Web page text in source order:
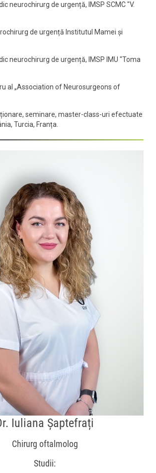
neurochirurg de urgență, IMSP SCMC "V.
de urgență Institutul Mamei și
neurochirurg de urgență, IMSP IMU "Toma
al „Association of Neurosurgeons of
seminare, master-class-uri efectuate
Turcia, Franța.
Iuliana Șaptefrați
Chirurg oftalmolog
Studii: